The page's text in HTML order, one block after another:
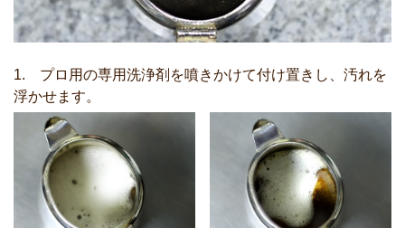
1. プロ用の専用洗浄剤を噴きかけて付け置きし、汚れを
浮かせます。